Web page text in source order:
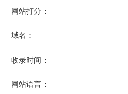
网站打分：
域名：
收录时间：
网站语言：